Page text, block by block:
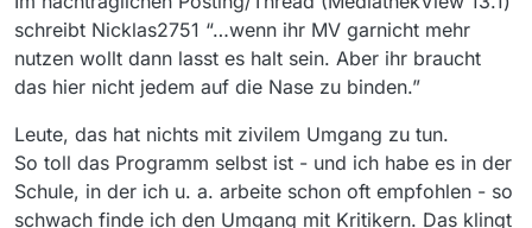
schreibt Nicklas2751 “…wenn ihr MV garnicht mehr
nutzen wollt dann lasst es halt sein. Aber ihr braucht
das hier nicht jedem auf die Nase zu binden.”
Leute, das hat nichts mit zivilem Umgang zu tun.
So toll das Programm selbst ist - und ich habe es in der
Schule, in der ich u. a. arbeite schon oft empfohlen - so
schwach finde ich den Umgang mit Kritikern. Das klingt